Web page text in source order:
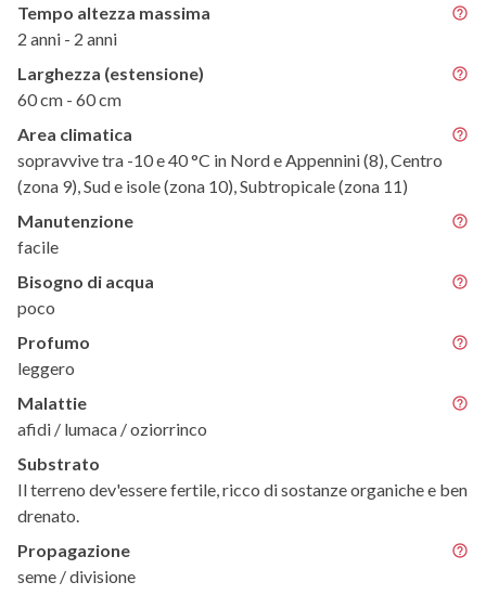
Tempo altezza massima
2 anni - 2 anni
Larghezza (estensione)
60 cm - 60 cm
Area climatica
sopravvive tra -10 e 40 °C in Nord e Appennini (8), Centro
(zona 9), Sud e isole (zona 10), Subtropicale (zona 11)
Manutenzione
facile
Bisogno di acqua
poco
Profumo
leggero
Malattie
afidi / lumaca / oziorrinco
Substrato
Il terreno dev'essere fertile, ricco di sostanze organiche e ben
drenato.
Propagazione
seme / divisione